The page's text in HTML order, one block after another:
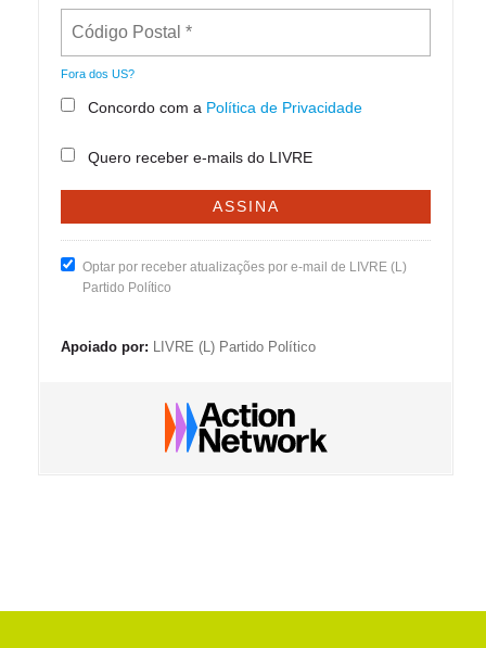
Fora dos US?
Concordo com a Política de Privacidade
Quero receber e-mails do LIVRE
Optar por receber atualizações por e-mail de LIVRE (L)
Partido Político
Apoiado por: LIVRE (L) Partido Político